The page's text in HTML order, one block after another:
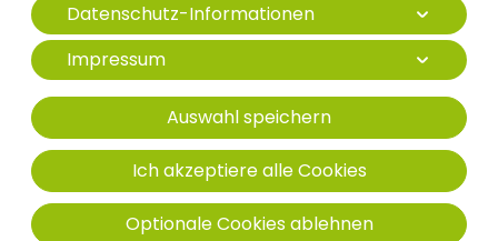
GYNÄKOLOGISCH
PRÄNATALDIAGNOSTISCHE
PRAXIS KEMPTEN
Datenschutz-Informationen
Impressum
Auswahl speichern
Ich akzeptiere alle Cookies
Optionale Cookies ablehnen